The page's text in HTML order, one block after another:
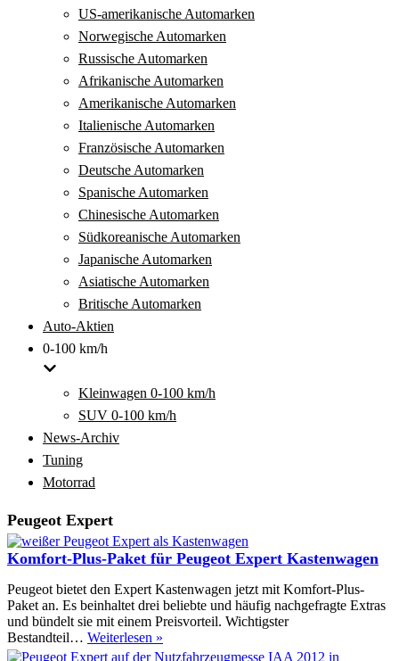
US-amerikanische Automarken
Norwegische Automarken
Russische Automarken
Afrikanische Automarken
Amerikanische Automarken
Italienische Automarken
Französische Automarken
Deutsche Automarken
Spanische Automarken
Chinesische Automarken
Südkoreanische Automarken
Japanische Automarken
Asiatische Automarken
Britische Automarken
Auto-Aktien
0-100 km/h
Kleinwagen 0-100 km/h
SUV 0-100 km/h
News-Archiv
Tuning
Motorrad
Peugeot Expert
Komfort-Plus-Paket für Peugeot Expert Kastenwagen
Peugeot bietet den Expert Kastenwagen jetzt mit Komfort-Plus-
Paket an. Es beinhaltet drei beliebte und häufig nachgefragte Extras
und bündelt sie mit einem Preisvorteil. Wichtigster
Bestandteil… Weiterlesen »
Plus-